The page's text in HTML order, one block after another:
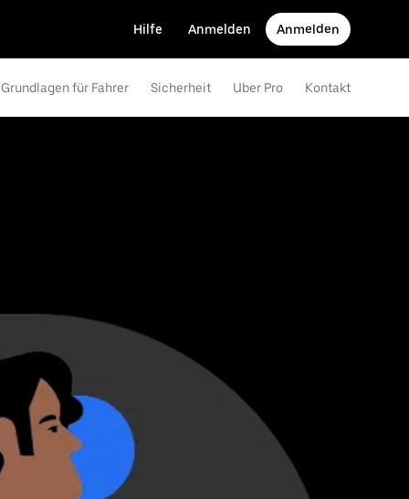
Hilfe Anmelden Anmelden
Grundlagen für Fahrer Sicherheit Uber Pro Kontakt